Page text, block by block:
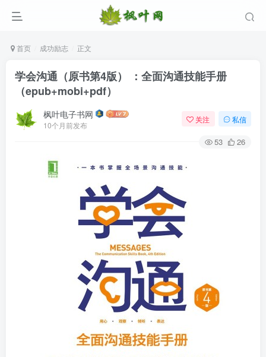
首页 成功励志 正文
学会沟通（原书第4版） ：全面沟通技能手册
（epub+mobi+pdf）
枫叶电子书网
10个月前发布
关注 私信
53 26
登录
没有账号？立即注册
用户名/手机号/邮箱
登录密码
记住登录 找回密码|免密登录
登录
社交账号登录